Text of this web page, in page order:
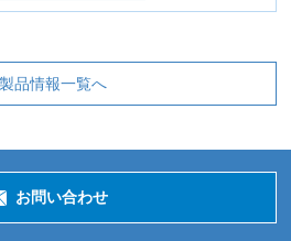
製品情報一覧へ
お問い合わせ